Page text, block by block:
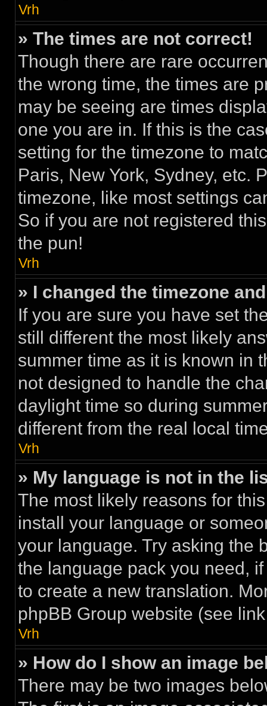
Vrh
» The times are not correct!
Though there are rare
the wrong time, the times are
may be seeing are times
one you are in. If this is the
setting for the timezone to
Paris, New York, Sydney, etc.
timezone, like most settings
So if you are not registered
the pun!
Vrh
» I changed the timezone
If you are sure you have set
still different the most likely
summer time as it is known in
not designed to handle the
daylight time so during
different from the real local
Vrh
» My language is not in the
The most likely reasons for
install your language or
your language. Try asking the
the language pack you need,
to create a new translation.
phpBB Group website (see
Vrh
» How do I show an image
There may be two images